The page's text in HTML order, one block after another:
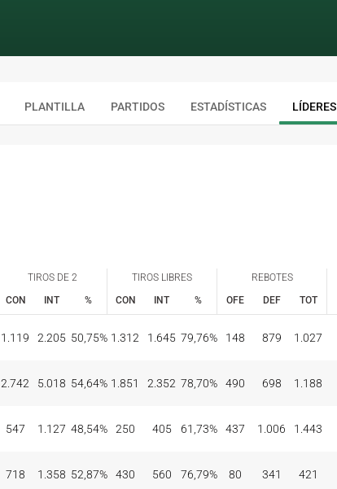
PLANTILLA PARTIDOS ESTADÍSTICAS LÍDERES
TIROS DE 2 TIROS LIBRES REBOTES
CON INT % CON INT % OFE DEF TOT
1.119 2.205 50,75% 1.312 1.645 79,76% 148 879 1.027
2.742 5.018 54,64% 1.851 2.352 78,70% 490 698 1.188
547 1.127 48,54% 250 405 61,73% 437 1.006 1.443
718 1.358 52,87% 430 560 76,79% 80 341 421